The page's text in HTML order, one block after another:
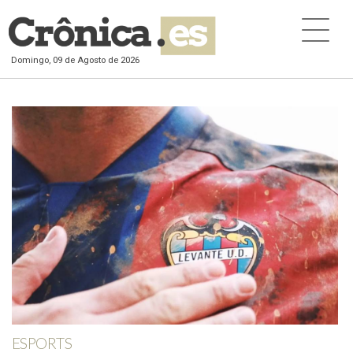
Domingo, 09 de Agosto de 2026
ESPORTS